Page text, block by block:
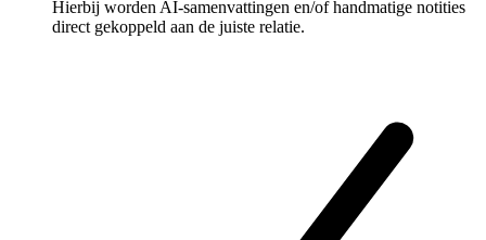
Hierbij worden AI-samenvattingen en/of handmatige notities
direct gekoppeld aan de juiste relatie.